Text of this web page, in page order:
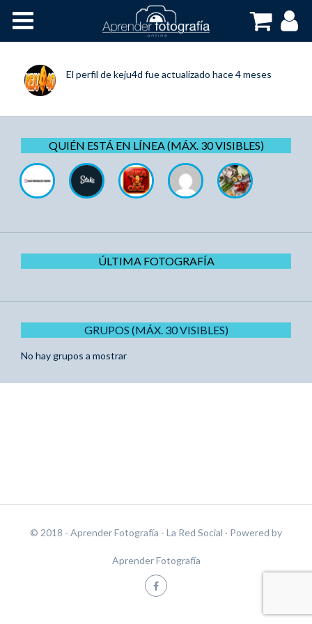
Cursos OnLine
El perfil dekeju4d fue actualizado hace 4 meses
QUIÉN ESTÁ EN LÍNEA (MÁX. 30 VISIBLES)
ÚLTIMA FOTOGRAFÍA
GRUPOS (MÁX. 30 VISIBLES)
No hay grupos a mostrar
© 2018 - Aprender Fotografía - La Red Social · Powered by
Aprender Fotografía